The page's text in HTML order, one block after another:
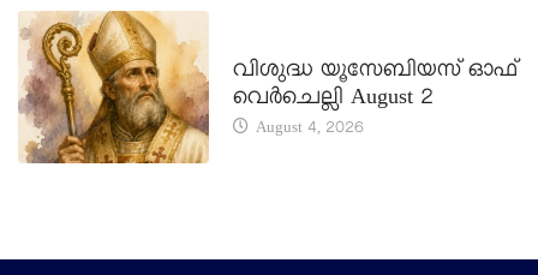
വിശുദ്ധ യൂസേബിയസ് ഓഫ്
വെർചെല്ലി August 2
August 4, 2026